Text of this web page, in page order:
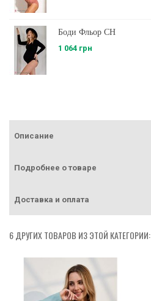
Боди Фльор CH
1 064 грн
Описание
Подробнее о товаре
Доставка и оплата
6 ДРУГИХ ТОВАРОВ ИЗ ЭТОЙ КАТЕГОРИИ: